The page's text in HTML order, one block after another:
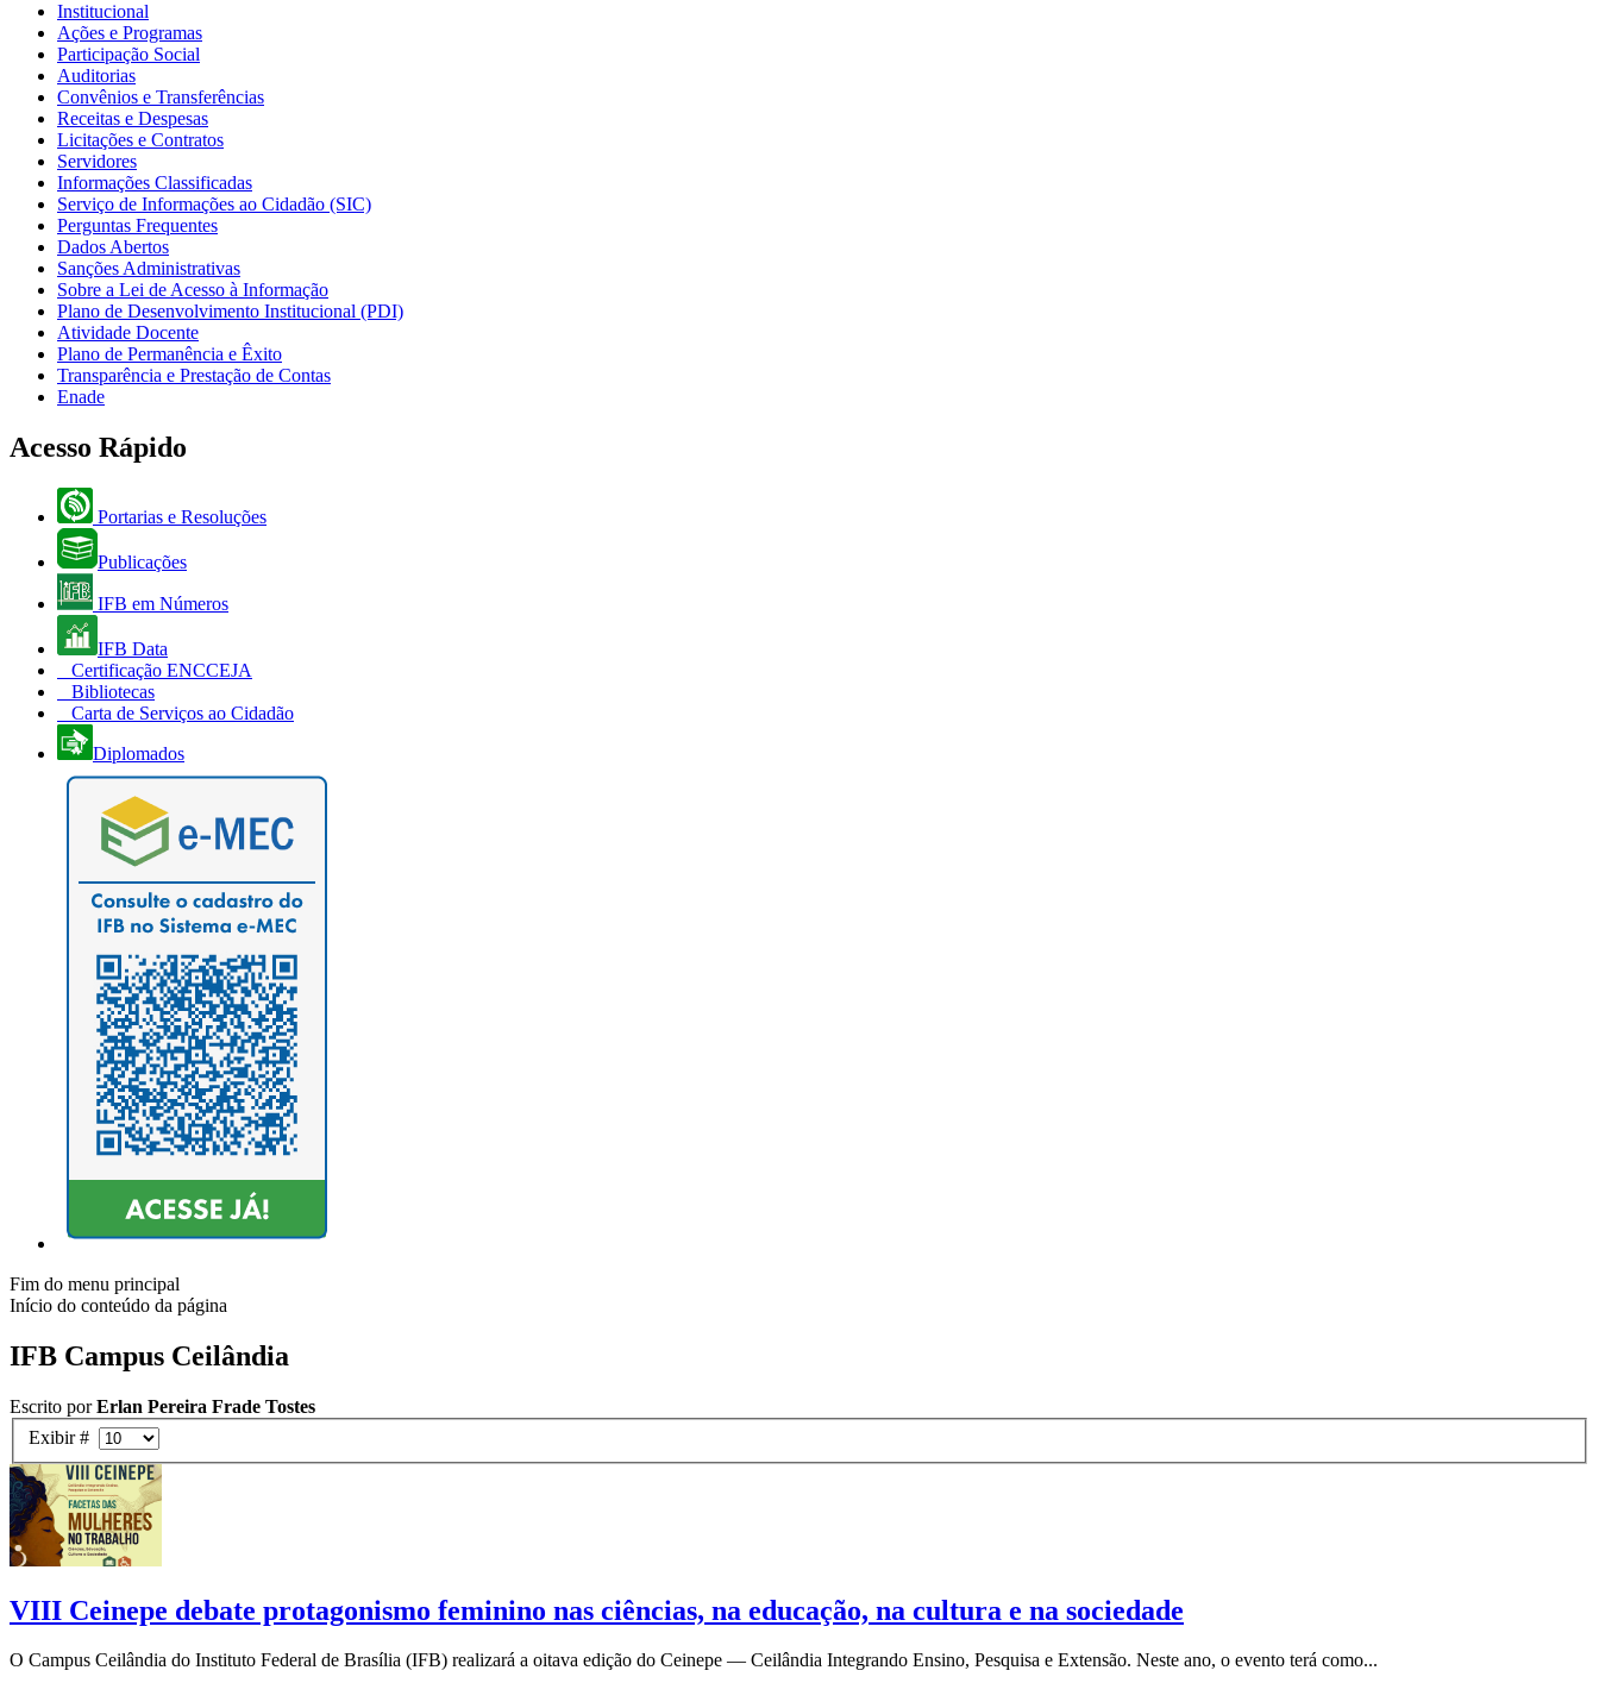
Institucional
Ações e Programas
Participação Social
Auditorias
Convênios e Transferências
Receitas e Despesas
Licitações e Contratos
Servidores
Informações Classificadas
Serviço de Informações ao Cidadão (SIC)
Perguntas Frequentes
Dados Abertos
Sanções Administrativas
Sobre a Lei de Acesso à Informação
Plano de Desenvolvimento Institucional (PDI)
Atividade Docente
Plano de Permanência e Êxito
Transparência e Prestação de Contas
Enade
Acesso Rápido
Portarias e Resoluções
Publicações
IFB em Números
IFB Data
Certificação ENCCEJA
Bibliotecas
Carta de Serviços ao Cidadão
Diplomados
Fim do menu principal
Início do conteúdo da página
IFB Campus Ceilândia
Escrito porErlan Pereira Frade Tostes
Exibir #
VIII Ceinepe debate protagonismo feminino nas ciências, na educação, na cultura e na sociedade
O Campus Ceilândia do Instituto Federal de Brasília (IFB) realizará a oitava edição do Ceinepe — Ceilândia Integrando Ensino, Pesquisa e Extensão. Neste ano, o evento terá como...